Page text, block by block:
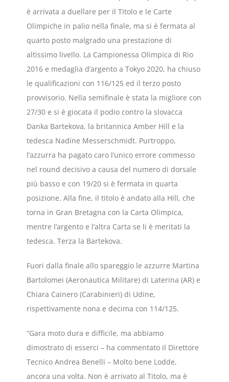
è arrivata a duellare per il Titolo e le Carte
Olimpiche in palio nella finale, ma si è fermata al
quarto posto malgrado una prestazione di
altissimo livello. La Campionessa Olimpica di Rio
2016 e medaglia d’argento a Tokyo 2020, ha chiuso
le qualificazioni con 116/125 ed il terzo posto
provvisorio. Nella semifinale è stata la migliore con
27/30 e si è giocata il podio contro la slovacca
Danka Bartekova, la britannica Amber Hill e la
tedesca Nadine Messerschmidt. Purtroppo,
l’azzurra ha pagato caro l’unico errore commesso
nel round decisivo a causa del numero di dorsale
più basso e con 19/20 si è fermata in quarta
posizione. Alla fine, il titolo è andato alla Hill, che
torna in Gran Bretagna con la Carta Olimpica,
mentre l’argento e l’altra Carta se li è meritati la
tedesca. Terza la Bartekova.
Fuori dalla finale allo spareggio le azzurre Martina
Bartolomei (Aeronautica Militare) di Laterina (AR) e
Chiara Cainero (Carabinieri) di Udine,
rispettivamente nona e decima con 114/125.
“Gara moto dura e difficile, ma abbiamo
dimostrato di esserci – ha commentato il Direttore
Tecnico Andrea Benelli – Molto bene Lodde,
ancora una volta. Non è arrivato al Titolo, ma è